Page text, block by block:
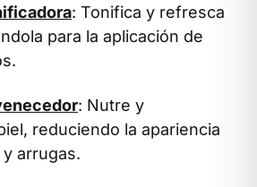
: Tonifica y refresca
para la aplicación de
: Nutre y
reduciendo la apariencia
arrugas.